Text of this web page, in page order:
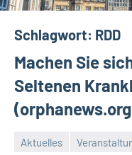
Schlagwort: RDD
Machen Sie
Seltenen
Aktuelles